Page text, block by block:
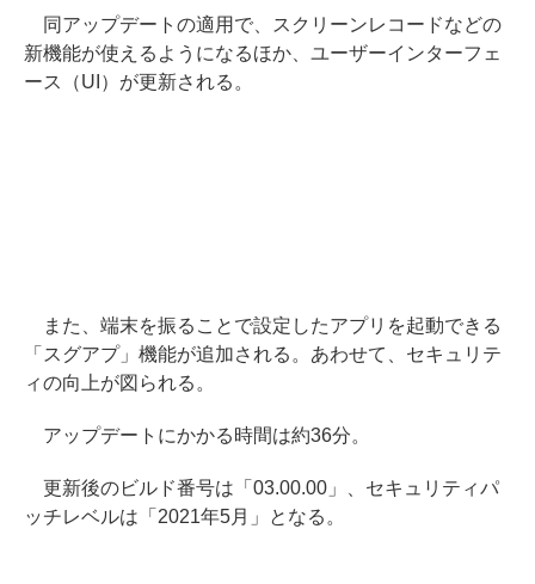
同アップデートの適用で、スクリーンレコードなどの
新機能が使えるようになるほか、ユーザーインターフェ
ース（UI）が更新される。
また、端末を振ることで設定したアプリを起動できる
「スグアプ」機能が追加される。あわせて、セキュリテ
ィの向上が図られる。
アップデートにかかる時間は約36分。
更新後のビルド番号は「03.00.00」、セキュリティパ
ッチレベルは「2021年5月」となる。